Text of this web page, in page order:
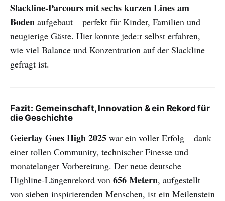
Slackline-Parcours mit sechs kurzen Lines am
Boden aufgebaut – perfekt für Kinder, Familien und
neugierige Gäste. Hier konnte jede:r selbst erfahren,
wie viel Balance und Konzentration auf der Slackline
gefragt ist.
Fazit: Gemeinschaft, Innovation & ein Rekord für
die Geschichte
Geierlay Goes High 2025 war ein voller Erfolg – dank
einer tollen Community, technischer Finesse und
monatelanger Vorbereitung. Der neue deutsche
Highline-Längenrekord von 656 Metern, aufgestellt
von sieben inspirierenden Menschen, ist ein Meilenstein